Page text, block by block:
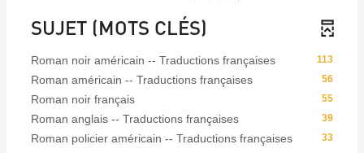
SUJET (MOTS CLÉS)
113
Roman noir américain -- Traductions françaises
56
Roman américain -- Traductions françaises
55
Roman noir français
39
Roman anglais -- Traductions françaises
33
Roman policier américain -- Traductions françaises